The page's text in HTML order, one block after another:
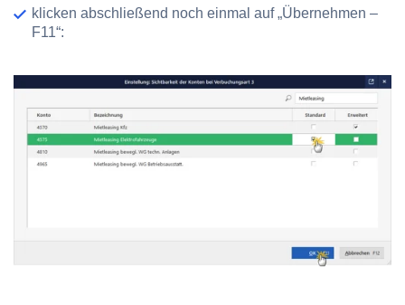
klicken abschließend noch einmal auf „Übernehmen –
F11“: